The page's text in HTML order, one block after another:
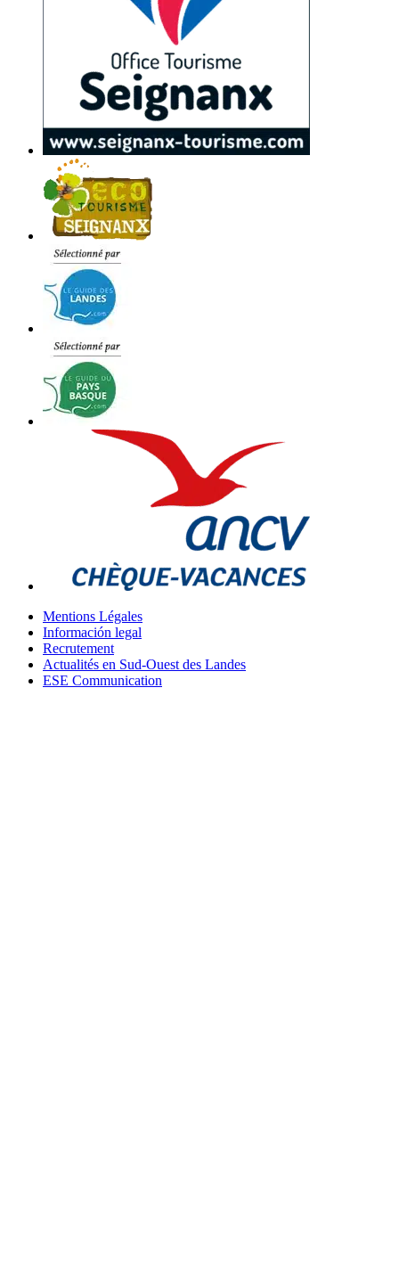
Mentions Légales
Información legal
Recrutement
Actualités en Sud-Ouest des Landes
ESE Communication